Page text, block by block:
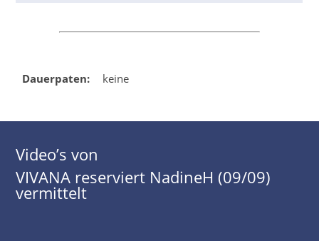
Dauerpaten: keine
Video’s von
VIVANA reserviert NadineH (09/09)
vermittelt